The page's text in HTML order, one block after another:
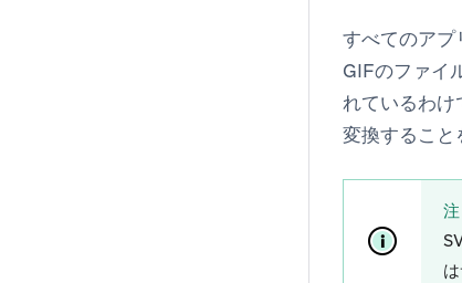
すべてのアプ
GIFのファイ
れているわけ
変換すること
注